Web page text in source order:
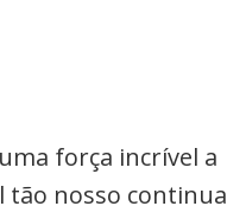
força incrível a
tão nosso continua